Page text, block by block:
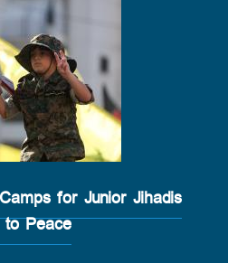
for Junior Jihadis
Peace